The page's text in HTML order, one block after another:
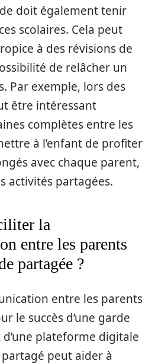
doit également tenir
scolaires. Cela peut
à des révisions de
de relâcher un
Par exemple, lors des
être intéressant
complètes entre les
à l’enfant de profiter
avec chaque parent,
activités partagées.
la
entre les parents
partagée ?
entre les parents
le succès d’une garde
plateforme digitale
peut aider à